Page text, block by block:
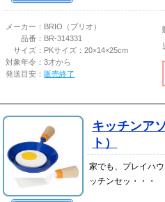
メーカー： BRIO（ブリオ）
品番： BR-314331
サイズ： PKサイズ：20×14×25cm
対象年令：3才から
発送目安：販売終了
キッチンア
ト）
家でも、プレイハ
ッチンセッ・・・